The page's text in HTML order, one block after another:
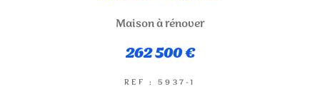
Maison à rénover
262 500 €
REF : 5937-1